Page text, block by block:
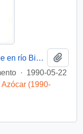
[Sobre el proyecto ENDESA Pangue en río Bio-Bio]
· 1990-05-22
(1990-